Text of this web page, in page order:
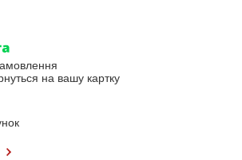
на вашу картку